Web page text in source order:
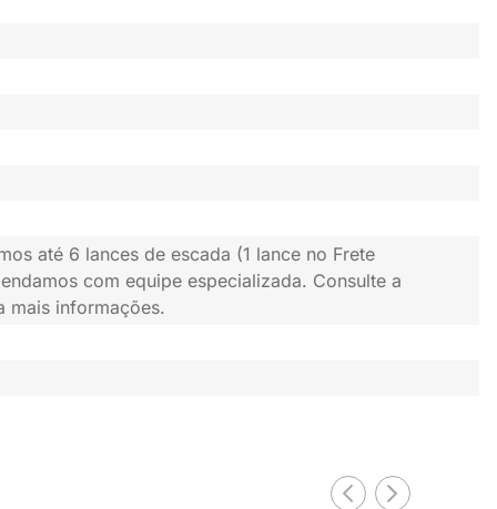
até 6 lances de escada (1 lance no Frete
com equipe especializada. Consulte a
mais informações.